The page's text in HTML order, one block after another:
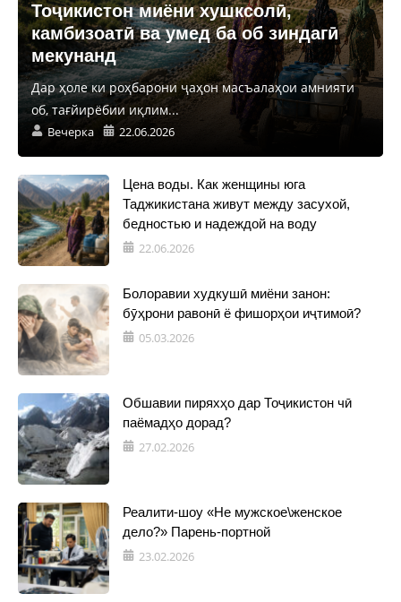
Тоҷикистон миёни хушксолӣ,
камбизоатӣ ва умед ба об зиндагӣ
мекунанд
Дар ҳоле ки роҳбарони ҷаҳон масъалаҳои амнияти
об, тағйирёбии иқлим...
Вечерка 22.06.2026
Цена воды. Как женщины юга
Таджикистана живут между засухой,
бедностью и надеждой на воду
22.06.2026
Болоравии худкушӣ миёни занон:
бӯҳрони равонӣ ё фишорҳои иҷтимоӣ?
05.03.2026
Обшавии пиряхҳо дар Тоҷикистон чӣ
паёмадҳо дорад?
27.02.2026
Реалити-шоу «Не мужское\женское
дело?» Парень-портной
23.02.2026